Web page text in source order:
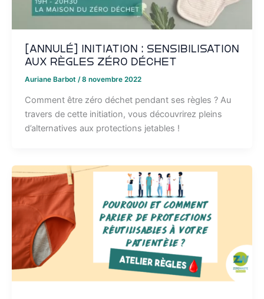
[ANNULÉ] Initiation : Sensibilisation
aux règles zéro déchet
Auriane Barbot /8 novembre 2022
Comment être zéro déchet pendant ses règles ? Au
travers de cette initiation, vous découvrirez pleins
d’alternatives aux protections jetables !